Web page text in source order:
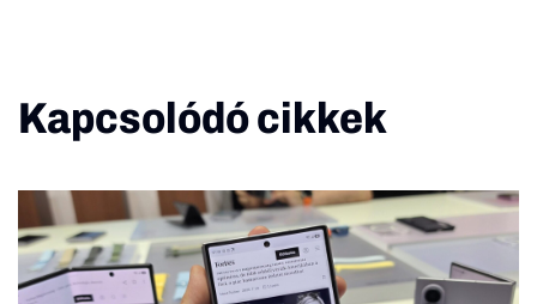
Kapcsolódó cikkek